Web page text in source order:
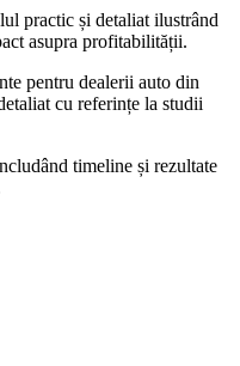
practic și detaliat ilustrând
asupra profitabilității.
pentru dealerii auto din
cu referințe la studii
timeline și rezultate